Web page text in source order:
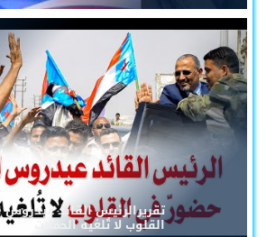
تقريرالرئيس القائد عيدروس
القلوب لا تُلغيه الحملات